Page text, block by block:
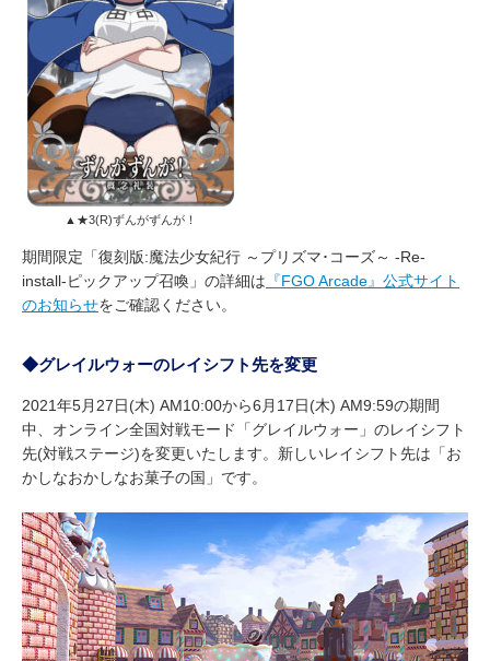
▲★3(R)ずんがずんが！
期間限定「復刻版:魔法少女紀行 ～プリズマ･コーズ～ -Re-
install-ピックアップ召喚」の詳細は 『FGO Arcade』公式サイト
のお知らせをご確認ください。
◆グレイルウォーのレイシフト先を変更
2021年5月27日(木) AM10:00から6月17日(木) AM9:59の期間
中、オンライン全国対戦モード「グレイルウォー」のレイシフト
先(対戦ステージ)を変更いたします。新しいレイシフト先は「お
かしなおかしなお菓子の国」です。